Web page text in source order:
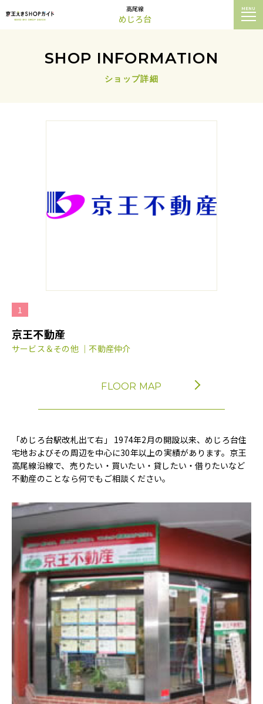
高尾線
めじろ台
MENU
SHOP INFORMATION
ショップ詳細
1
京王不動産
サービス＆その他 ｜不動産仲介
FLOOR MAP
「めじろ台駅改札出て右」 1974年2月の開設以来、めじろ台住
宅地およびその周辺を中心に30年以上の実績があります。京王
高尾線沿線で、売りたい・買いたい・貸したい・借りたいなど
不動産のことなら何でもご相談ください。